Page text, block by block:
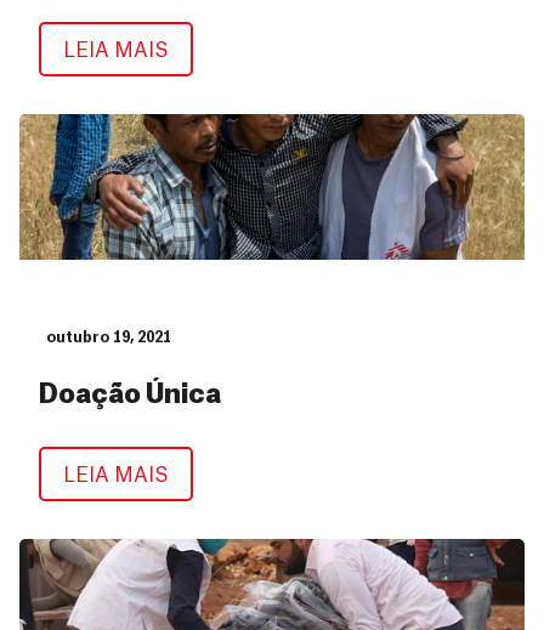
Doação Mensal
LEIA MAIS
Doação Única
outubro 19, 2021
Doação Única
LEIA MAIS